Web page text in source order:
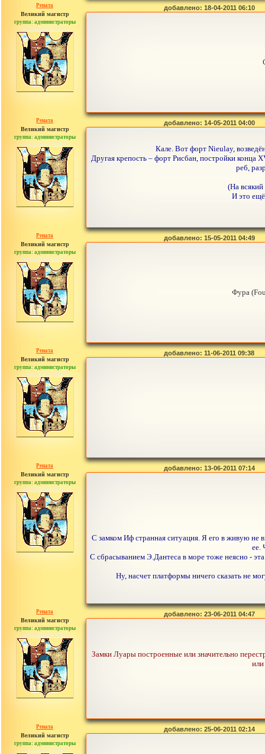
Рената
Великий магистр
группа: администраторы
сообщений: 30442
добавлено: 18-04-2011 06:10
Рената
Великий магистр
группа: администраторы
сообщений: 30442
добавлено: 14-05-2011 04:00
Кале. Вот форт Nieulay,
Другая крепость – форт Рисбан, постройки конца
реб,
(На всякий
И это ещё
Рената
Великий магистр
группа: администраторы
сообщений: 30442
добавлено: 15-05-2011 04:49
Фура
Рената
Великий магистр
группа: администраторы
сообщений: 30442
добавлено: 11-06-2011 09:38
Рената
Великий магистр
группа: администраторы
сообщений: 30442
добавлено: 13-06-2011 07:14
С замком Иф странная ситуация. Я его в живую не
ее.
С сбрасыванием Э.Дантеса в море тоже неясно -
Ну, насчет платформы ничего сказать не
Рената
Великий магистр
группа: администраторы
сообщений: 30442
добавлено: 23-06-2011 04:47
Замки Луары построенные или значительно
Рената
Великий магистр
группа: администраторы
сообщений: 30442
добавлено: 25-06-2011 02:14